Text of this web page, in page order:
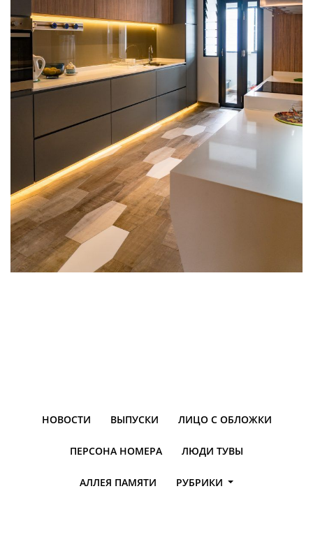
НОВОСТИ ВЫПУСКИ ЛИЦО С ОБЛОЖКИ
ПЕРСОНА НОМЕРА ЛЮДИ ТУВЫ
АЛЛЕЯ ПАМЯТИ РУБРИКИ